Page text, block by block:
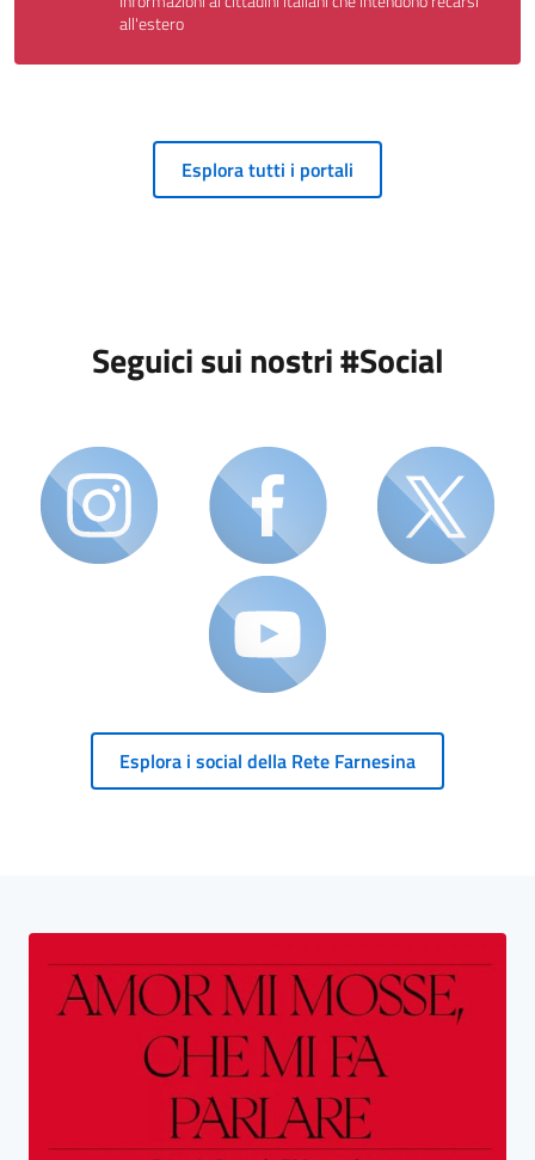
all'estero
Esplora tutti i portali
Seguici sui nostri #Social
Esplora i social della Rete Farnesina
Blocco Banner